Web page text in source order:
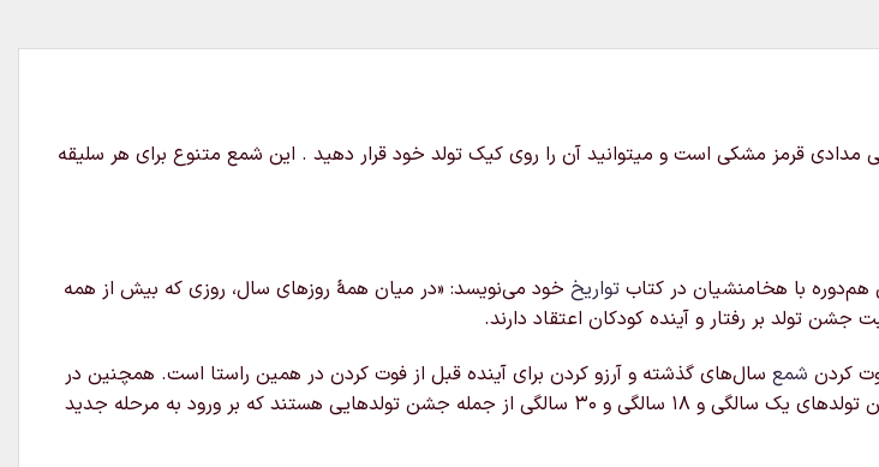
و مدادی که شامل 3عدد شمع قلب قرمز و 2عدد شمع اکلیلی مدادی قرمز مشکی است و میتوانید آن را روی کیک تولد خود قرار دهید . این شمع متنوع برای هر سلیقه
هم‌دوره با هخامنشیان در کتاب تواریخ خود می‌نویسد: «در میان همهٔ روزهای سال، روزی که بیش از همه
تولد بر رفتار و آینده کودکان اعتقاد دارند.
کردن شمع سال‌های گذشته و آرزو کردن برای آینده قبل از فوت کردن در همین راستا است. همچنین در
بسیاری از موارد در جشن تولد خاطرات و موفقیت‌های سال گذشته یادآوری می‌شود. جشن تولدهای یک سالگی و ۱۸ سالگی و 30 سالگی از جمله جشن تولدهایی هستند که بر ورود به مرحله جدید